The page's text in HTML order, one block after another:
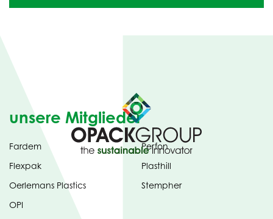
unsere Mitglieder
Fardem
Flexpak
Oerlemans Plastics
OPI
Perfon
Plasthill
Stempher